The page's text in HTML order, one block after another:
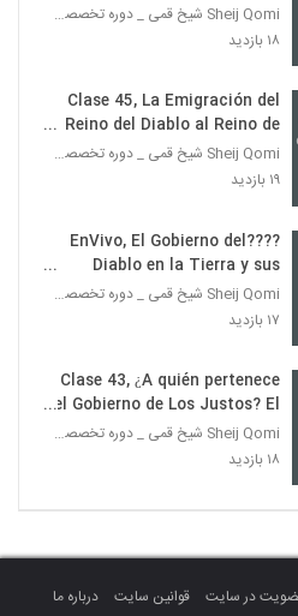
Sheij Qomi شیخ قمی _ دوره تخصصی تربیت مبلغه غرب
۱۸ بازدید
Clase 45, La Emigración del
Reino del Diablo al Reino de
Dios, El Islam y La política La
Clase Final
Sheij Qomi شیخ قمی _ دوره تخصصی تربیت مبلغه غرب
۱۹ بازدید
????EnVivo, El Gobierno del
Diablo en la Tierra y sus
concecuencias
Sheij Qomi شیخ قمی _ دوره تخصصی تربیت مبلغه غرب
۱۷ بازدید
Clase 43, ¿A quién pertenece
el Gobierno de Los Justos? El
Islam y la Política en el
sagrado Corán
Sheij Qomi شیخ قمی _ دوره تخصصی تربیت مبلغه غرب
۱۸ بازدید
در سایت قوانین سایت
درباره ما